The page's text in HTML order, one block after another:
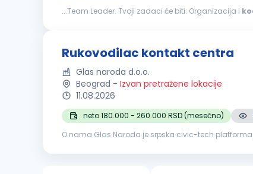
...Team Leader. Tvoji zadaci će biti: Organizacija i
Rukovodilac kontakt centra
Glas naroda d.o.o.
Beograd - Izvan pretražene lokacije
11.08.2026
neto 180.000 - 260.000 RSD (mesečno)
O nama Glas Naroda je srpska civic-tech